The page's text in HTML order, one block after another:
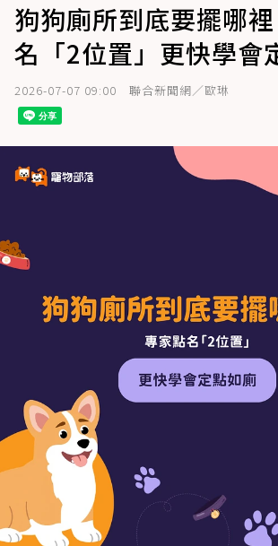
狗狗廁所到底要擺哪
名「2位置」更快學會
2026-07-07 09:00 聯合新聞網／歐琳